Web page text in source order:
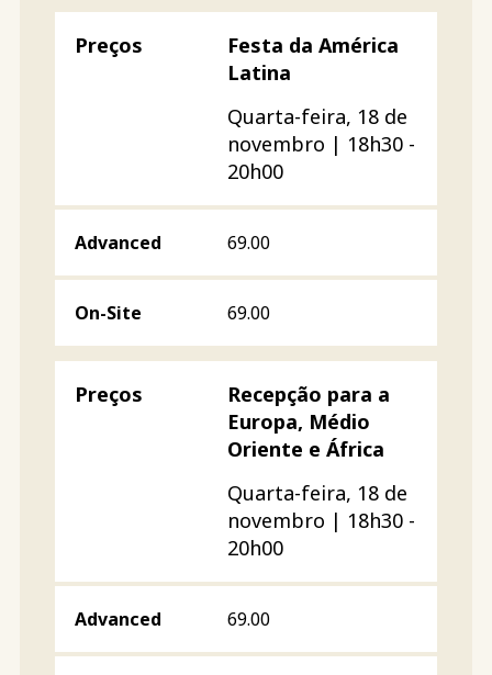
Festa da América
Latina
Quarta-feira, 18 de
novembro | 18h30 -
20h00
69.00
69.00
Recepção para a
Europa, Médio
Oriente e África
Quarta-feira, 18 de
novembro | 18h30 -
20h00
69.00